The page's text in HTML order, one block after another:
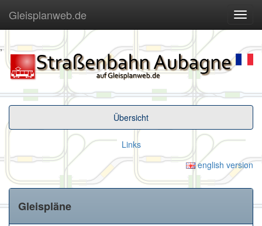
,
ein-/
Gleisplanweb.de
Übersicht
Links
english version
Gleispläne